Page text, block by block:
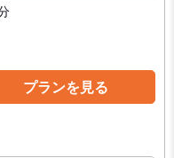
プランを見る